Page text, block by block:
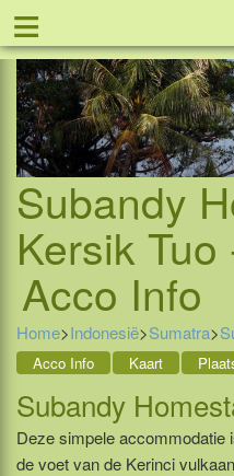
≡
Subandy
Kersik Tuo
Acco Info
Home>Indonesië>Sumatra>
Acco Info Kaart
Subandy
Deze simpele accommodatie
de voet van de Kerinci